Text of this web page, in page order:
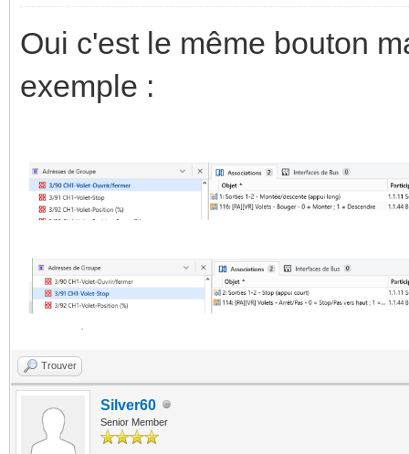
Oui c'est le même bouton
exemple :
Trouver
Silver60
Senior Member